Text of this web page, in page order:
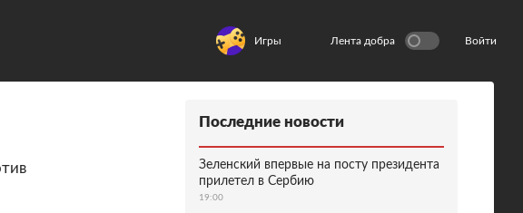
Игры Лента добра Войти
Последние новости
Зеленский впервые на посту президента
прилетел в Сербию
19:00